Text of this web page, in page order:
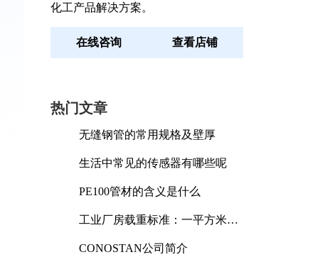
化工产品解决方案。
在线咨询 查看店铺
热门文章
无缝钢管的常用规格及壁厚
生活中常见的传感器有哪些呢
PE100管材的含义是什么
工业厂房载重标准：一平方米能
CONOSTAN公司简介